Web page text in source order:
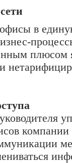
в
плюсом